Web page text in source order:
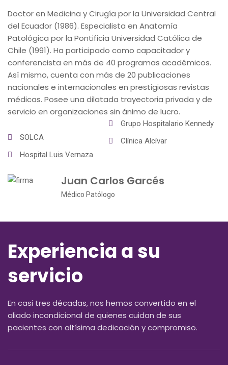
Doctor en Medicina y Cirugía por la Universidad Central
del Ecuador (1986). Especialista en Anatomía
Patológica por la Pontificia Universidad Católica de
Chile (1991). Ha participado como capacitador y
conferencista en más de 40 programas académicos.
Así mismo, cuenta con más de 20 publicaciones
nacionales e internacionales en prestigiosas revistas
médicas. Posee una dilatada trayectoria privada y de
servicio en organizaciones sin ánimo de lucro.
SOLCA
Hospital Luis Vernaza
Grupo Hospitalario Kennedy
Clínica Alcívar
Juan Carlos Garcés
Médico Patólogo
Experiencia a su
servicio
En casi tres décadas, nos hemos convertido en el
aliado incondicional de quienes cuidan de sus
pacientes con altísima dedicación y compromiso.